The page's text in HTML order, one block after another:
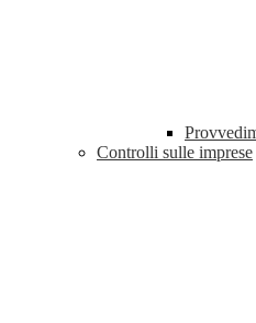
Controlli sulle imprese